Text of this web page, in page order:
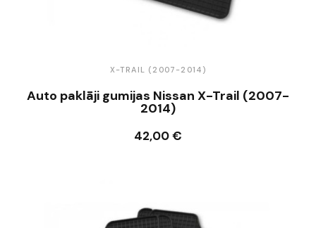
X-TRAIL (2007-2014)
Auto paklāji gumijas Nissan X-Trail (2007-
2014)
42,00 €
Ielikt grozā